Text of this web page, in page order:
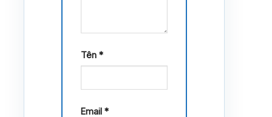
Tên *
Email *